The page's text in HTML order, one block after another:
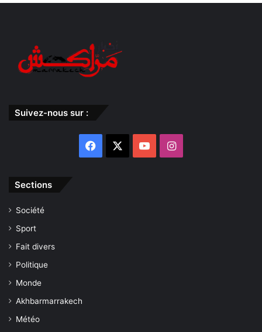
Suivez-nous sur :
Facebook YouTubeInstagram
Sections
Société
Sport
Fait divers
Politique
Monde
Akhbarmarrakech
Météo